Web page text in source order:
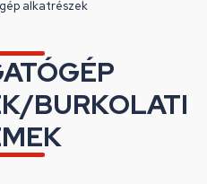
alkatrészek
BURKOLATI